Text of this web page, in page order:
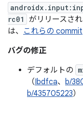
rc01
がリリースさ
は、 これらの commit
バグの修正
デフォルトの
（Ibdfca、 b/
b/435705223）